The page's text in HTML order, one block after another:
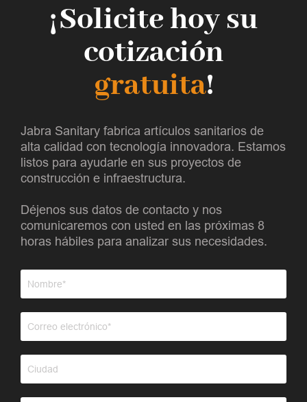
¡Solicite hoy su
cotización
gratuita!
Jabra Sanitary fabrica artículos sanitarios de
alta calidad con tecnología innovadora. Estamos
listos para ayudarle en sus proyectos de
construcción e infraestructura.
Déjenos sus datos de contacto y nos
comunicaremos con usted en las próximas 8
horas hábiles para analizar sus necesidades.